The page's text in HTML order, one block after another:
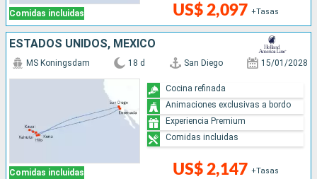
Comidas incluidas US$ 2,097 +Tasas
ESTADOS UNIDOS, MÉXICO
Comidas incluidas
MS Koningsdam 18 d San Diego 15/01/2028
US$ 2,147 +Tasas
Cocina refinada
Animaciones exclusivas a bordo
Experiencia Premium
Comidas incluidas